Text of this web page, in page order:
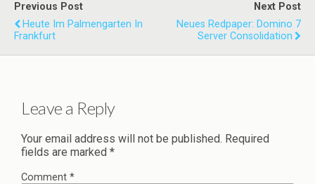
Previous Post
Heute Im Palmengarten In
Frankfurt
Next Post
Neues Redpaper: Domino 7
Server Consolidation
Leave a Reply
Your email address will not be published. Required
fields are marked *
Comment *